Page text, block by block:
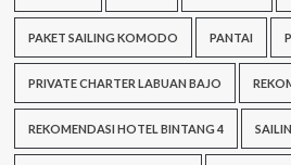
PAKET SAILING KOMODO PANTAI
PRIVATE CHARTER LABUAN BAJO
REKOMENDASI HOTEL BINTANG 4